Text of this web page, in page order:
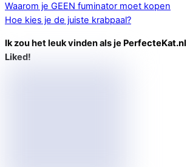
Waarom je GEEN fuminator moet kopen
Hoe kies je de juiste krabpaal?
Ik zou het leuk vinden als je
Liked!